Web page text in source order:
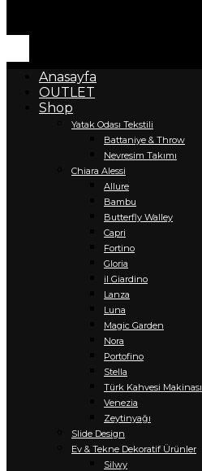
Anasayfa
OUTLET
Shop
Yatak Odası Tekstili
Battaniye & Throw
Nevresim Takımı
Chiara Alessi
Allure
Bambu
Butterfly Walley
Capri
Fortino
Gloria
il Giardino
Lanza
Luna
Magic Garden
Nora
Portofino
Stella
Türk Kahvesi Makinası
Venezia
Zeytinyağı
Slide Design
Ev & Tekne Dekoratif Ürünler
Silwy